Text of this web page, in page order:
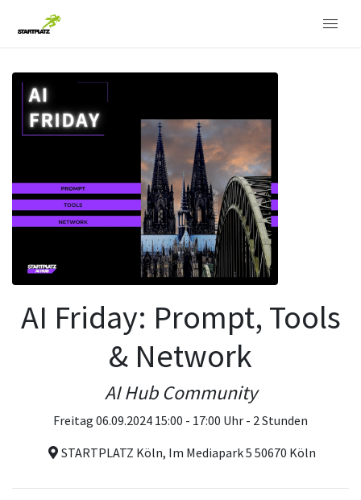
AI Friday: Prompt, Tools
& Network
AI Hub Community
Freitag 06.09.2024 15:00 - 17:00 Uhr - 2 Stunden
STARTPLATZ Köln, Im Mediapark 5 50670 Köln